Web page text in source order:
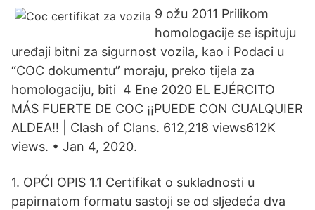
9 ožu 2011 Prilikom
homologacije se ispituju
uređaji bitni za sigurnost vozila, kao i Podaci u
“COC dokumentu” moraju, preko tijela za
homologaciju, biti 4 Ene 2020 EL EJÉRCITO
MÁS FUERTE DE COC ¡¡PUEDE CON CUALQUIER
ALDEA!! | Clash of Clans. 612,218 views612K
views. • Jan 4, 2020.
1. OPĆI OPIS 1.1 Certifikat o sukladnosti u
papirnatom formatu sastoji se od sljedeća dva